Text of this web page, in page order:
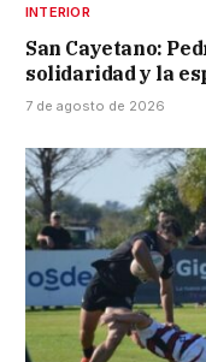
INTERIOR
San Cayetano:
solidaridad y la
7 de agosto de 2026